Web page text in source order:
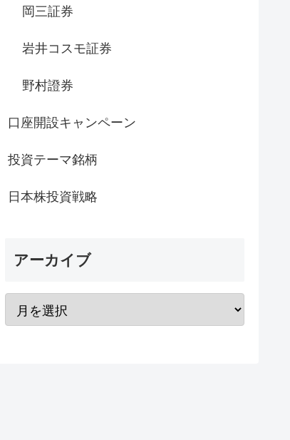
岡三証券
岩井コスモ証券
野村證券
口座開設キャンペーン
投資テーマ銘柄
日本株投資戦略
アーカイブ